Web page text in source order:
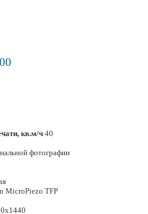
кв.м/ч 40
фотографии
MicroPiezo TFP